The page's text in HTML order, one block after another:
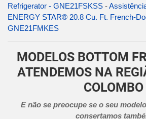
Refrigerator - GNE21FSKSS -
ENERGY STAR® 20.8 Cu. Ft. French-
GNE21FMKES
MODELOS BOTTOM
ATENDEMOS NA
COLOMBO
E não se preocupe se o seu
consertamos